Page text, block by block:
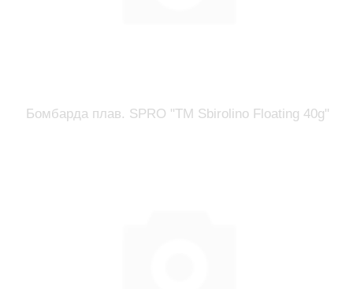
Бомбарда плав. SPRO "TM Sbirolino Floating 40g"